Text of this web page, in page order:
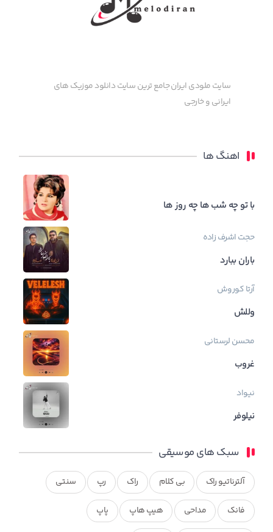
سایت ملودی ایران جامع ترین سایت دانلود موزیک های
ایرانی و خارجی
اهنگ ها
با تو چه شب ها چه روز ها
حجت اشرف زاده
باران ببارد
آرتاکوروش
وللش
محسن لرستانی
غروب
نیواد
نیلوفر
سبک های موسیقی
آلترناتیو راک بی کلام راک رپ سنتی
فانک مداحی هیپ هاپ پاپ